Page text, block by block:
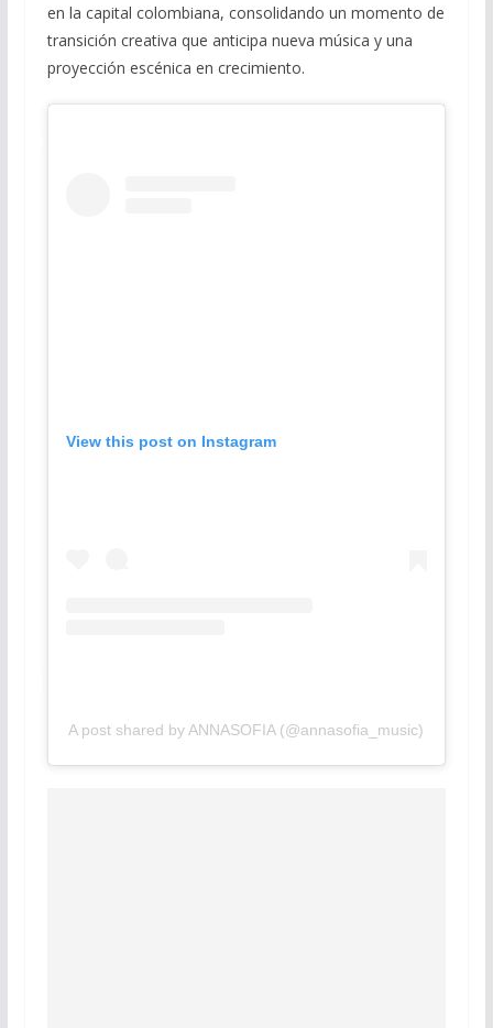
en la capital colombiana, consolidando un momento de
transición creativa que anticipa nueva música y una
proyección escénica en crecimiento.
View this post on Instagram
A post shared by ANNASOFIA (@annasofia_music)